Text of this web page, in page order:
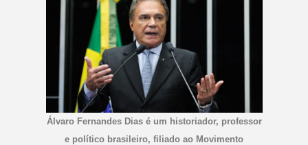
Álvaro Fernandes Dias é um historiador, professor
e político brasileiro, filiado ao Movimento